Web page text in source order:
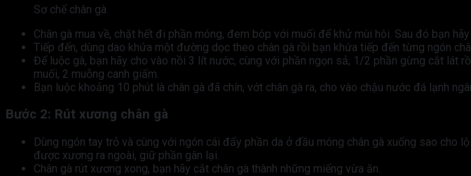
Sơ chế chân gà
Chân gà mua về, chặt hết đi phần móng, đem bóp với muối để khử mùi hôi. Sau đó bạn
Tiếp đến, dùng dao khứa một đường dọc theo chân gà rồi bạn khứa tiếp đến từng ngón
Để luộc gà, bạn hãy cho vào nồi 3 lít nước, cùng với phần ngọn sả, 1/2 phần gừng cắt lát
muối, 2 muỗng canh giấm.
Bạn luộc khoảng 10 phút là chân gà đã chín, vớt chân gà ra, cho vào chậu nước đá lạnh
Bước 2: Rút xương chân gà
Dùng ngón tay trỏ và cùng với ngón cái đẩy phần da ở đầu móng chân gà xuống sao
được xương ra ngoài, giữ phần gân lại.
Chân gà rút xương xong, bạn hãy cắt chân gà thành những miếng vừa ăn.